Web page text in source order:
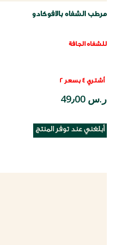
مرطب الشفاه بالافوكادو
للشفاه الجافة
أشتري 4 بسعر 2
ر.س 49٫00
أبلغني عند توفر المنتج